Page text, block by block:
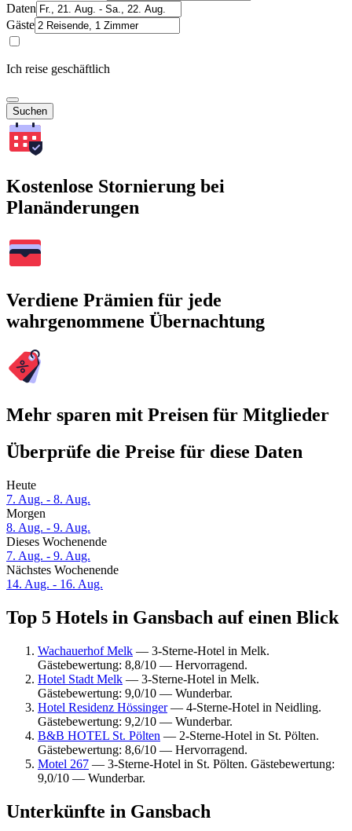
Daten
Gäste
Ich reise geschäftlich
Suchen
Kostenlose Stornierung bei
Planänderungen
Verdiene Prämien für jede
wahrgenommene Übernachtung
Mehr sparen mit Preisen für Mitglieder
Überprüfe die Preise für diese Daten
Heute
7. Aug. - 8. Aug.
Morgen
8. Aug. - 9. Aug.
Dieses Wochenende
7. Aug. - 9. Aug.
Nächstes Wochenende
14. Aug. - 16. Aug.
Top 5 Hotels in Gansbach auf einen Blick
Wachauerhof Melk — 3-Sterne-Hotel in Melk.
Gästebewertung: 8,8/10 — Hervorragend.
Hotel Stadt Melk — 3-Sterne-Hotel in Melk.
Gästebewertung: 9,0/10 — Wunderbar.
Hotel Residenz Hössinger— 4-Sterne-Hotel in Neidling.
Gästebewertung: 9,2/10 — Wunderbar.
B&B HOTEL St. Pölten — 2-Sterne-Hotel in St. Pölten.
Gästebewertung: 8,6/10 — Hervorragend.
Motel 267 — 3-Sterne-Hotel in St. Pölten. Gästebewertung:
9,0/10 — Wunderbar.
Unterkünfte in Gansbach